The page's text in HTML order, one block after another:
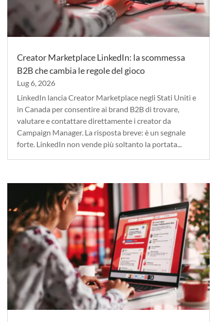
Creator Marketplace LinkedIn: la scommessa
B2B che cambia le regole del gioco
Lug 6, 2026
LinkedIn lancia Creator Marketplace negli Stati Uniti e
in Canada per consentire ai brand B2B di trovare,
valutare e contattare direttamente i creator da
Campaign Manager. La risposta breve: è un segnale
forte. LinkedIn non vende più soltanto la portata...